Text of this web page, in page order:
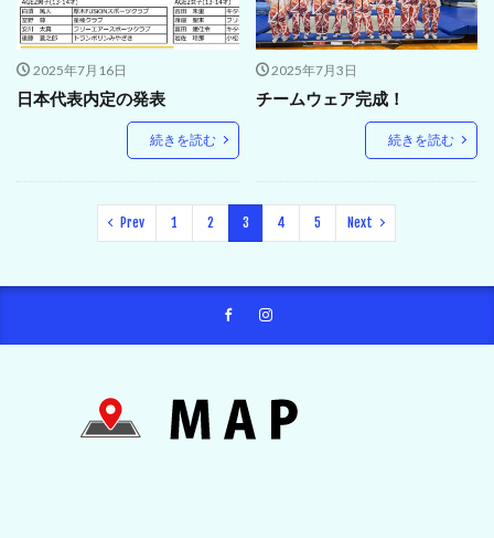
2025年7月16日
日本代表内定の発表
続きを読む
2025年7月3日
チームウェア完成！
続きを読む
Prev 1 2 3 4 5 Next